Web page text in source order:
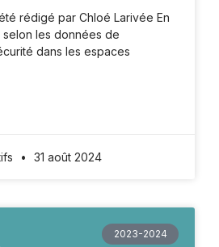
rédigé par Chloé Larivée En
selon les données de
dans les espaces
31 août 2024
2023-2024